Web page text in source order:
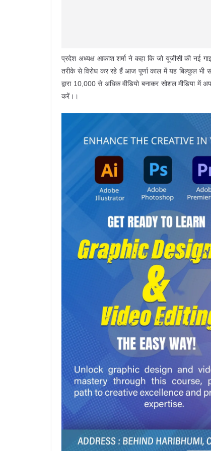
प्रदेश अध्यक्ष आकाश शर्मा ने कहा कि जो यूजीसी की नई
तरीके से विरोध कर रहे हैं आज पूर्णा काल में यह बिल्कुल भी
द्वारा 10,000 से अधिक वीडियो बनाकर सोशल मीडिया
करें।।